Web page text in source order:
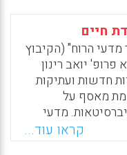
שלנו להיות
של התלמיד
חיים
הרוח" (הקיבוץ
אדום, 2014) יוצא פרופ' יואב רינון
חדשות ועתיקות
מאסף על
מדעי
והמקצועות
החוגים מתרוקנים
קראו עוד...